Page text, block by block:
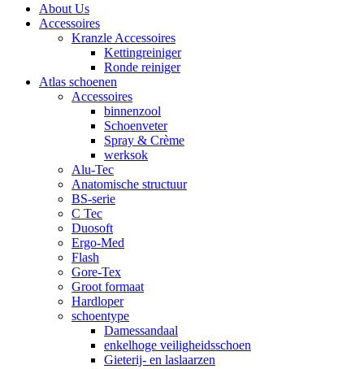
About Us
Accessoires
Kranzle Accessoires
Kettingreiniger
Ronde reiniger
Atlas schoenen
Accessoires
binnenzool
Schoenveter
Spray & Crème
werksok
Alu-Tec
Anatomische structuur
BS-serie
C Tec
Duosoft
Ergo-Med
Flash
Gore-Tex
Groot formaat
Hardloper
schoentype
Damessandaal
enkelhoge veiligheidsschoen
Gieterij- en laslaarzen